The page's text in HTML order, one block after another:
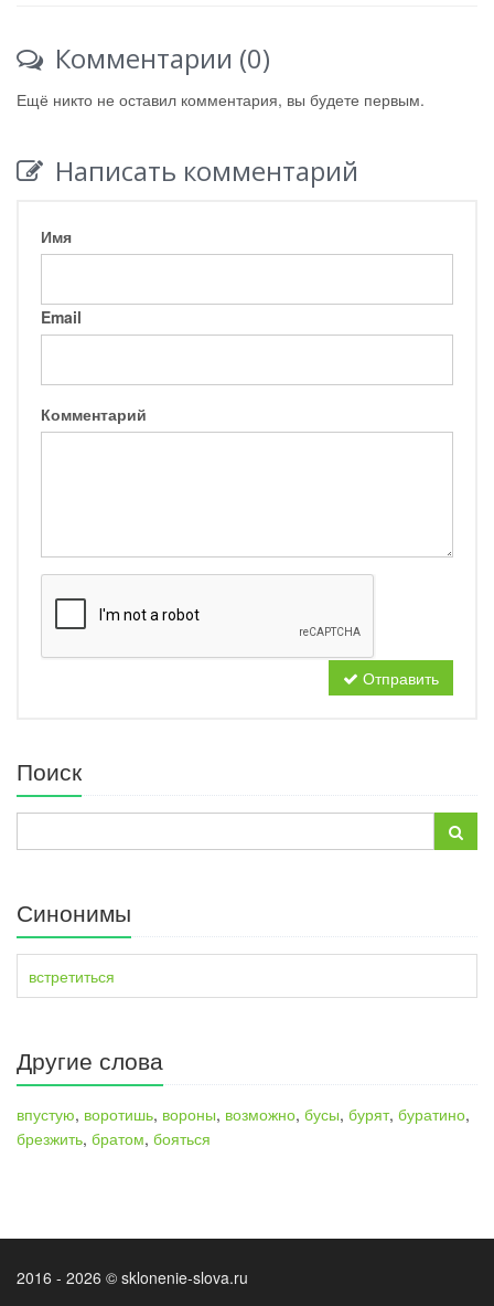
Комментарии (0)
Ещё никто не оставил комментария, вы будете первым.
Написать комментарий
Имя
Email
Комментарий
Отправить
Поиск
Синонимы
встретиться
Другие слова
впустую, воротишь, вороны, возможно, бусы, бурят, буратино,
брезжить, братом, бояться
2016 - 2026 © sklonenie-slova.ru